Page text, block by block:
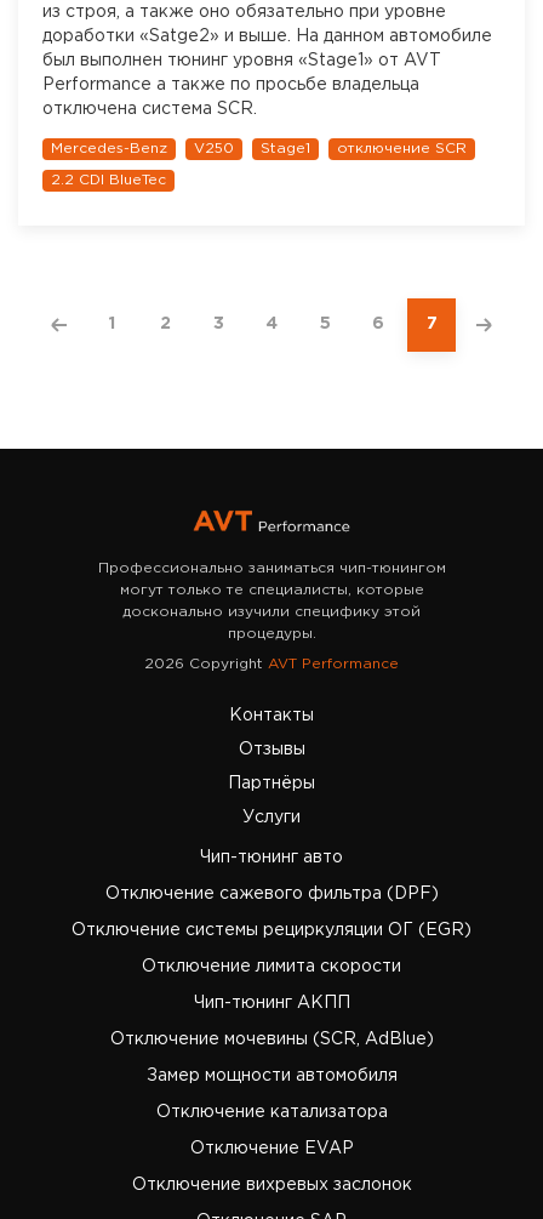
из строя, а также оно обязательно при уровне
доработки «Satge2» и выше. На данном автомобиле
был выполнен тюнинг уровня «Stage1» от AVT
Performance a также по просьбе владельца
отключена система SCR.
Mercedes-Benz V250 Stage1 отключение SCR
2.2 CDI BlueTec
1 2 3 4 5 6 7
Профессионально заниматься чип-тюнингом
могут только те специалисты, которые
досконально изучили специфику этой
процедуры.
2026 Copyright AVT Performance
Услуги
Чип-тюнинг авто
Отключение сажевого фильтра (DPF)
Отключение системы рециркуляции ОГ (EGR)
Отключение лимита скорости
Чип-тюнинг АКПП
Отключение мочевины (SCR, AdBlue)
Замер мощности автомобиля
Отключение катализатора
Отключение EVAP
Отключение вихревых заслонок
Партнёры
Отзывы
Контакты